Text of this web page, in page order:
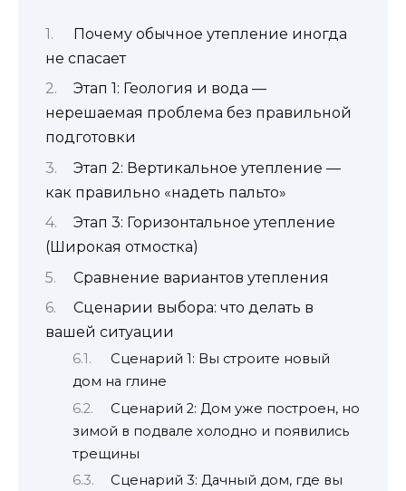
Почему обычное утепление иногда
не спасает
Этап 1: Геология и вода —
нерешаемая проблема без правильной
подготовки
Этап 2: Вертикальное утепление —
как правильно «надеть пальто»
Этап 3: Горизонтальное утепление
(Широкая отмостка)
Сравнение вариантов утепления
Сценарии выбора: что делать в
вашей ситуации
Сценарий 1: Вы строите новый
дом на глине
Сценарий 2: Дом уже построен, но
зимой в подвале холодно и появились
трещины
Сценарий 3: Дачный дом, где вы